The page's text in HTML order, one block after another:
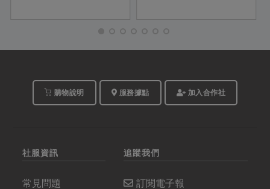
到端午廣播電台，合作
社產品部的開發專員們
就要開始分享啦！
過去產品基礎上改版升
定優質本土農產，運用
咀嚼顆粒，不僅是合作
社專屬的滋味，更要讓
購物說明 服務據點 加入合作社
社服資訊
常見問題
追蹤我們
訂閱電子報